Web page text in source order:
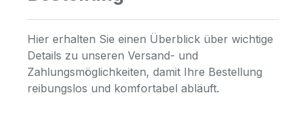
Hier erhalten Sie einen Überblick über wichtige
Details zu unseren Versand- und
Zahlungsmöglichkeiten, damit Ihre Bestellung
reibungslos und komfortabel abläuft.